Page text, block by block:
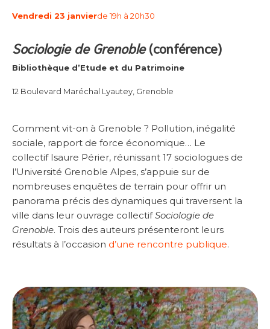
Vendredi 23 janvierde 19h à 20h30
Sociologie de Grenoble(conférence)
Bibliothèque d’Etude et du Patrimoine
12 Boulevard Maréchal Lyautey, Grenoble
Comment vit-on à Grenoble ? Pollution, inégalité
sociale, rapport de force économique… Le
collectif Isaure Périer, réunissant 17 sociologues de
l’Université Grenoble Alpes, s’appuie sur de
nombreuses enquêtes de terrain pour offrir un
panorama précis des dynamiques qui traversent la
ville dans leur ouvrage collectifSociologie de
Grenoble. Trois des auteurs présenteront leurs
résultats à l’occasion d’une rencontre publique.